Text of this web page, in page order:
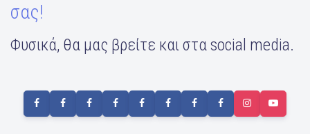
σας!
Φυσικά, θα μας βρείτε και στα social media.